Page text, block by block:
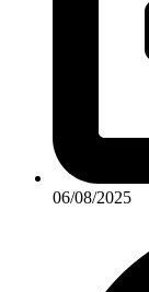
06/08/2025